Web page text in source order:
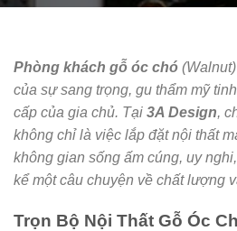
Phòng khách gỗ óc chó
của sự sang trọng, gu thẩm mỹ
cấp của gia chủ. Tại 3A Design,
không chỉ là việc lắp đặt nội thất
không gian sống ấm cúng, uy
kể một câu chuyện về chất lượng
Trọn Bộ Nội Thất Gỗ Óc